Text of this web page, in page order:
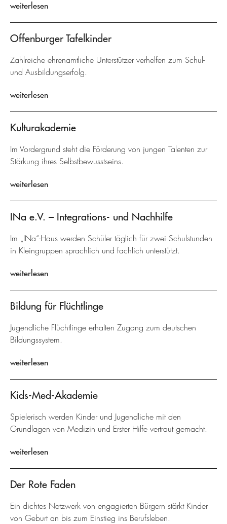
weiterlesen
Offenburger Tafelkinder
Zahlreiche ehrenamtliche Unterstützer verhelfen zum Schul-
und Ausbildungserfolg.
weiterlesen
Kulturakademie
Im Vordergrund steht die Förderung von jungen Talenten zur
Stärkung ihres Selbstbewusstseins.
weiterlesen
INa e.V. – Integrations- und Nachhilfe
Im „INa“-Haus werden Schüler täglich für zwei Schulstunden
in Kleingruppen sprachlich und fachlich unterstützt.
weiterlesen
Bildung für Flüchtlinge
Jugendliche Flüchtlinge erhalten Zugang zum deutschen
Bildungssystem.
weiterlesen
Kids-Med-Akademie
Spielerisch werden Kinder und Jugendliche mit den
Grundlagen von Medizin und Erster Hilfe vertraut gemacht.
weiterlesen
Der Rote Faden
Ein dichtes Netzwerk von engagierten Bürgern stärkt Kinder
von Geburt an bis zum Einstieg ins Berufsleben.